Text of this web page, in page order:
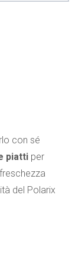
con sé
piattiper
del Polarix